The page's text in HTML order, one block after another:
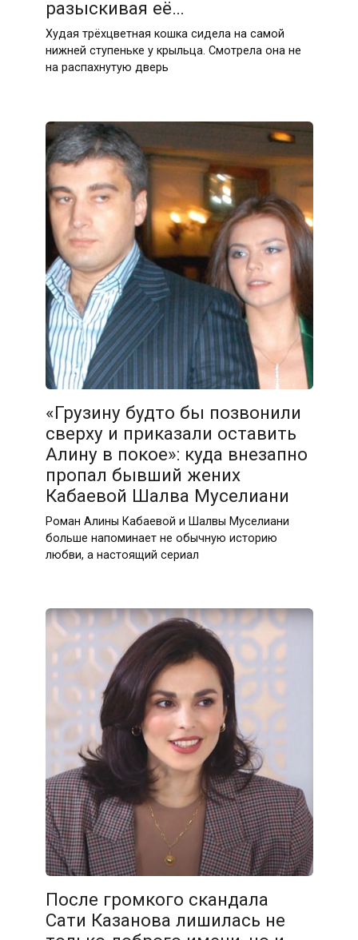
разыскивая её…
Худая трёхцветная кошка сидела на самой
нижней ступеньке у крыльца. Смотрела она не
на распахнутую дверь
«Грузину будто бы позвонили
сверху и приказали оставить
Алину в покое»: куда внезапно
пропал бывший жених
Кабаевой Шалва Муселиани
Роман Алины Кабаевой и Шалвы Муселиани
больше напоминает не обычную историю
любви, а настоящий сериал
После громкого скандала
Сати Казанова лишилась не